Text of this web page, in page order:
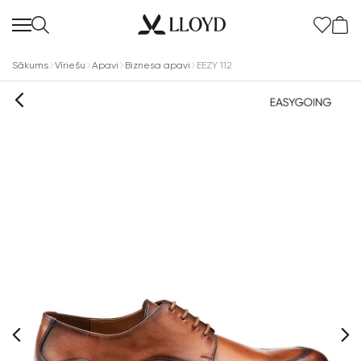
Sākums Vīriešu Apavi Biznesa apavi EEZY 112